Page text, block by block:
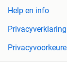
Help en info
Privacyverklaring